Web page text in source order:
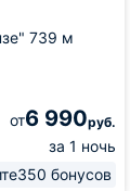
739 м
от6 990руб.
за 1 ночь
350 бонусов